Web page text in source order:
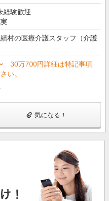
経験歓迎
績村の医療介護スタッフ（介護
万700円詳細は特記事項
い。
気になる！